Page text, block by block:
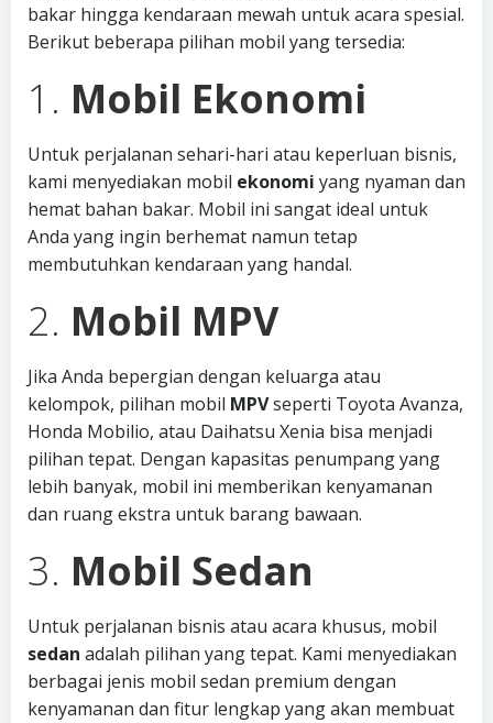
bakar hingga kendaraan mewah untuk acara spesial.
Berikut beberapa pilihan mobil yang tersedia:
1. Mobil Ekonomi
Untuk perjalanan sehari-hari atau keperluan bisnis,
kami menyediakan mobil ekonomi yang nyaman dan
hemat bahan bakar. Mobil ini sangat ideal untuk
Anda yang ingin berhemat namun tetap
membutuhkan kendaraan yang handal.
2. Mobil MPV
Jika Anda bepergian dengan keluarga atau
kelompok, pilihan mobil MPVseperti Toyota Avanza,
Honda Mobilio, atau Daihatsu Xenia bisa menjadi
pilihan tepat. Dengan kapasitas penumpang yang
lebih banyak, mobil ini memberikan kenyamanan
dan ruang ekstra untuk barang bawaan.
3. Mobil Sedan
Untuk perjalanan bisnis atau acara khusus, mobil
sedan adalah pilihan yang tepat. Kami menyediakan
berbagai jenis mobil sedan premium dengan
kenyamanan dan fitur lengkap yang akan membuat